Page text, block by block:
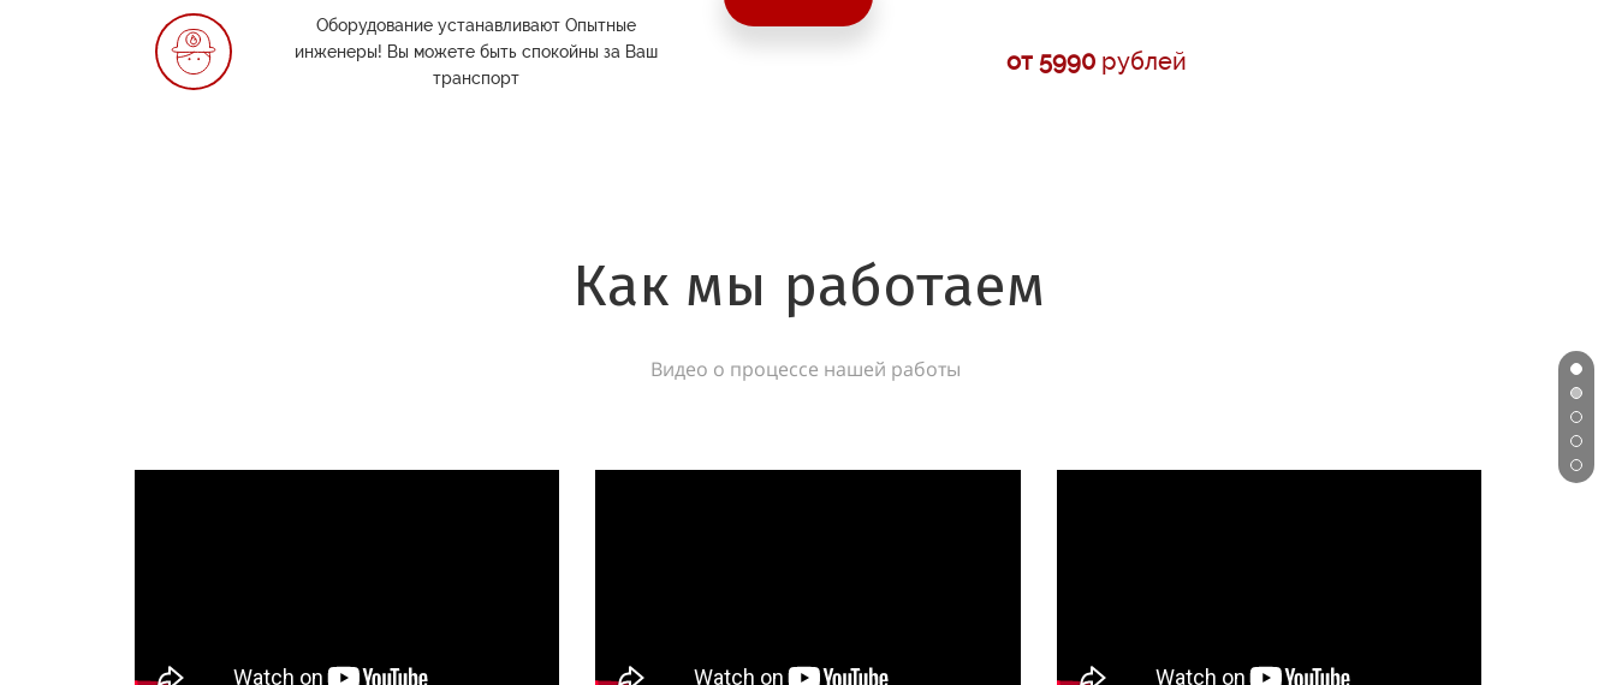
Оборудование устанавливают Опытные
инженеры! Вы можете быть спокойны за Ваш
транспорт
от 5990 рублей
Как мы работаем
Видео о процессе нашей работы